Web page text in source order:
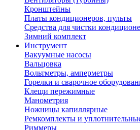
Кронштейны
Платы кондиционеров, пульты
Средства для чистки
Зимний комплект
Инструмент
Вакуумные насосы
Вальцовка
Вольтметры, амперметры
Горелки и сварочное
Клещи пережимные
Манометрия
Ножницы капиллярные
Ремкомплекты и
Риммеры